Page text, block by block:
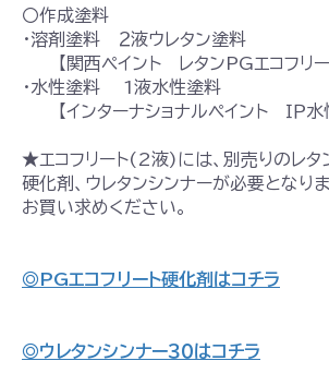
〇作成塗料
・溶剤塗料 ２液ウレタン塗料
【関西ペイント レタンPGエコフリー
・水性塗料 1液水性塗料
【インターナショナルペイント ＩＰ水
★エコフリート(2液)には、別売りのレタ
硬化剤、ウレタンシンナーが必要となり
お買い求めください。
◎PGエコフリート硬化剤はコチラ
◎ウレタンシンナー３０はコチラ